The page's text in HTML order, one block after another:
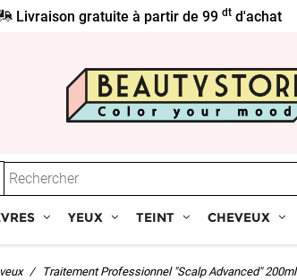
Livraison gratuite à partir de 99dt d'achat
YEUX TEINT CHEVEUX
Traitement Professionnel "Scalp Advanced" 200ml